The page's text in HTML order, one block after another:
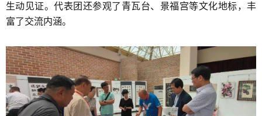
生动见证。代表团还参观了青瓦台、景福宫等文化地标，丰
富了交流内涵。